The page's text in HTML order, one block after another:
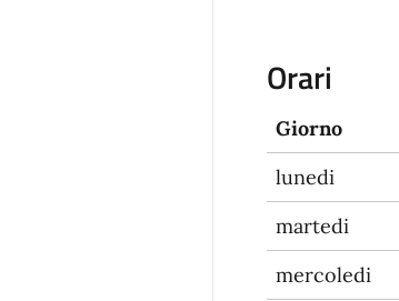
Orari
Giorno
lunedi
martedi
mercoledi